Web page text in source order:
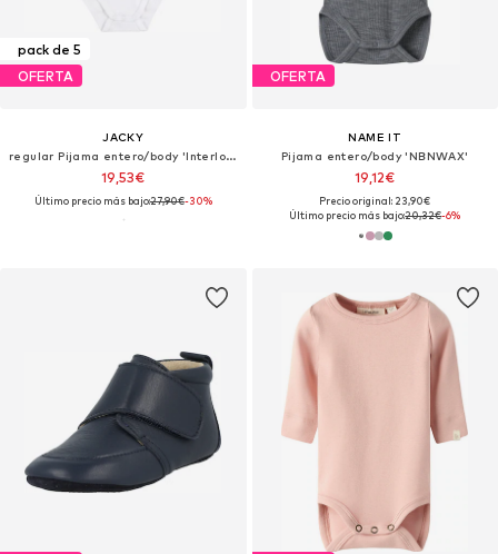
pack de 5
OFERTA
JACKY
regular Pijama entero/body 'Interlock-Body langarm 5er Pack BASIC'
19,53€
Último precio más bajo:27,90€-30%
OFERTA
NAME IT
Pijama entero/body 'NBNWAX'
19,12€
Precio original: 23,90€
Último precio más bajo:20,32€-6%